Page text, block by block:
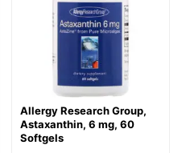
Allergy Research Group,
Astaxanthin, 6 mg, 60
Softgels